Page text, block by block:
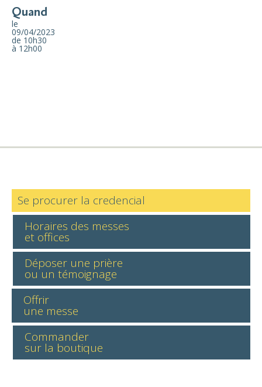
Quand
le
09/04/2023
de 10h30
à 12h00
Se procurer la credencial
Horaires des messes
et offices
Déposer une prière
ou un témoignage
Offrir
une messe
Commander
sur la boutique